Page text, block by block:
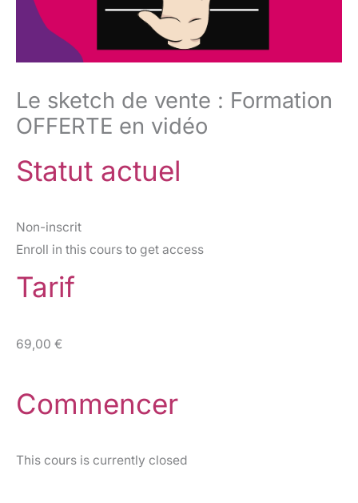
Le sketch de vente : Formation
OFFERTE en vidéo
Statut actuel
Non-inscrit
Enroll in this cours to get access
Tarif
69,00 €
Commencer
This cours is currently closed